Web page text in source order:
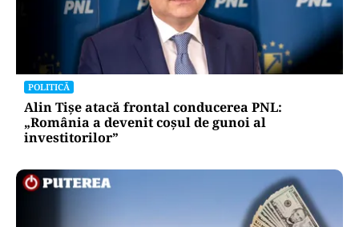
POLITICĂ
Alin Tișe atacă frontal conducerea PNL:
„România a devenit coșul de gunoi al
investitorilor”